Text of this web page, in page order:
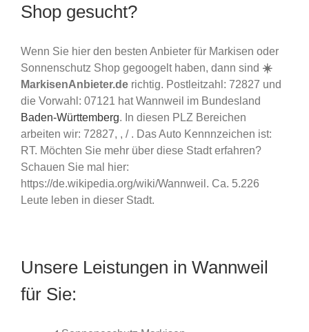
Shop gesucht?
Wenn Sie hier den besten Anbieter für Markisen oder
Sonnenschutz Shop gegoogelt haben, dann sind ☀️
MarkisenAnbieter.de richtig. Postleitzahl: 72827 und
die Vorwahl: 07121 hat Wannweil im Bundesland
Baden-Württemberg. In diesen PLZ Bereichen
arbeiten wir: 72827, , / . Das Auto Kennnzeichen ist:
RT. Möchten Sie mehr über diese Stadt erfahren?
Schauen Sie mal hier:
https://de.wikipedia.org/wiki/Wannweil. Ca. 5.226
Leute leben in dieser Stadt.
Unsere Leistungen in Wannweil
für Sie: